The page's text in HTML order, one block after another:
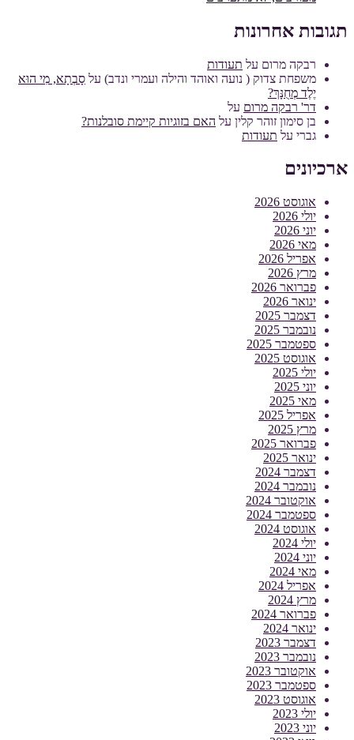
תגובות אחרונות
רבקה מרום על תעודות
משפחת צדוק ( נועה ואוהד והילה ועמרי ונדב) על סָבְתָא, מִי הוּא
יֶלֶד מְחֻנָּךְ?
דר' רבקה מרום על
בן סימון זוהר קלין על האם בזוגיות קיימת סובלנות?
גברי על תעודות
ארכיונים
אוגוסט 2026
יולי 2026
יוני 2026
מאי 2026
אפריל 2026
מרץ 2026
פברואר 2026
ינואר 2026
דצמבר 2025
נובמבר 2025
ספטמבר 2025
אוגוסט 2025
יולי 2025
יוני 2025
מאי 2025
אפריל 2025
מרץ 2025
פברואר 2025
ינואר 2025
דצמבר 2024
נובמבר 2024
אוקטובר 2024
ספטמבר 2024
אוגוסט 2024
יולי 2024
יוני 2024
מאי 2024
אפריל 2024
מרץ 2024
פברואר 2024
ינואר 2024
דצמבר 2023
נובמבר 2023
אוקטובר 2023
ספטמבר 2023
אוגוסט 2023
יולי 2023
יוני 2023